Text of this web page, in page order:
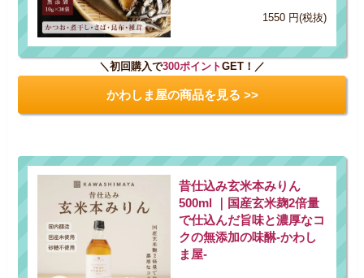
1550 円(税抜)
＼初回購入で300ポイントGET！／
かわしま屋の商品を見る >>
昔仕込み玄米本みりん
500ml ｜国産玄米麹2倍量
で仕込んだ旨味と濃厚なコ
クの無添加の味醂-かわし
ま屋-